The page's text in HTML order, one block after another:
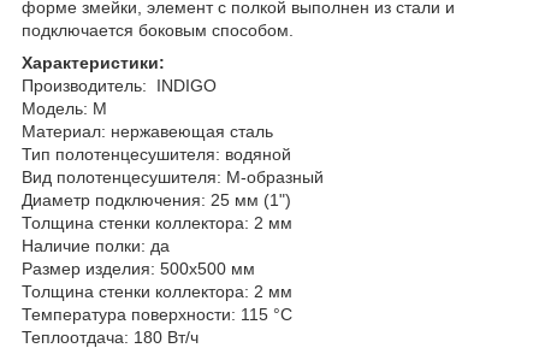
форме змейки, элемент с полкой выполнен из стали и
подключается боковым способом.
Характеристики:
Производитель: INDIGO
Модель: M
Материал: нержавеющая сталь
Тип полотенцесушителя: водяной
Вид полотенцесушителя: М-образный
Диаметр подключения: 25 мм (1")
Толщина стенки коллектора: 2 мм
Наличие полки: да
Размер изделия: 500x500 мм
Толщина стенки коллектора: 2 мм
Температура поверхности: 115 °С
Теплоотдача: 180 Вт/ч